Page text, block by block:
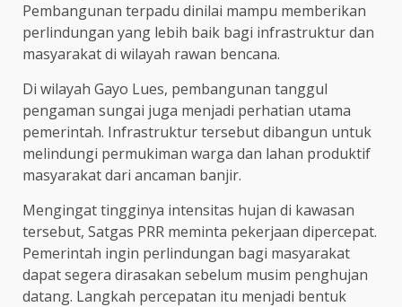
Pembangunan terpadu dinilai mampu memberikan
perlindungan yang lebih baik bagi infrastruktur dan
masyarakat di wilayah rawan bencana.
Di wilayah Gayo Lues, pembangunan tanggul
pengaman sungai juga menjadi perhatian utama
pemerintah. Infrastruktur tersebut dibangun untuk
melindungi permukiman warga dan lahan produktif
masyarakat dari ancaman banjir.
Mengingat tingginya intensitas hujan di kawasan
tersebut, Satgas PRR meminta pekerjaan dipercepat.
Pemerintah ingin perlindungan bagi masyarakat
dapat segera dirasakan sebelum musim penghujan
datang. Langkah percepatan itu menjadi bentuk